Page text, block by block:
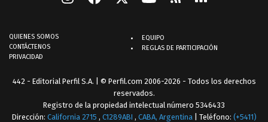
QUIENES SOMOS
CONTÁCTENOS
PRIVACIDAD
EQUIPO
REGLAS DE PARTICIPACIÓN
442 - Editorial Perfil S.A. | © Perfil.com 2006-2026 - Todos los derechos
reservados.
Registro de la propiedad intelectual número 5346433
Dirección: California 2715 , C1289ABI , CABA, Argentina | Teléfono: (+5411)